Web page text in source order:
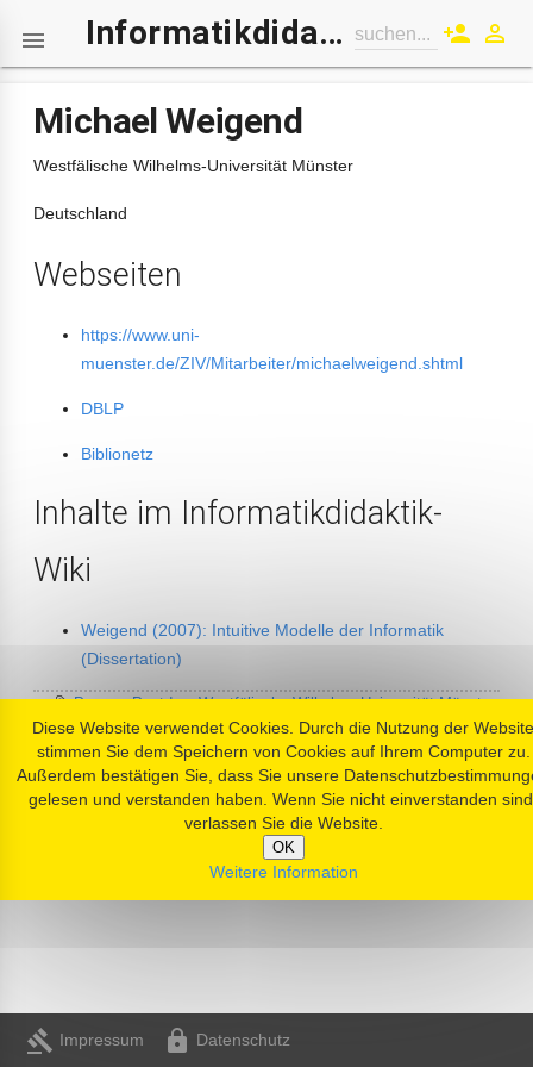
 Informatikdidaktik-Wiki suchen... person_add perm_identity
Michael Weigend
Westfälische Wilhelms-Universität Münster
Deutschland
Webseiten
https://www.uni-
muenster.de/ZIV/Mitarbeiter/michaelweigend.shtml
DBLP
Biblionetz
Inhalte im Informatikdidaktik-
Wiki
Weigend (2007): Intuitive Modelle der Informatik
(Dissertation)
Person,Postdoc,Westfälische Wilhelms-Universität Münster,
Deutschland
Diese Website verwendet Cookies. Durch die Nutzung der Website
stimmen Sie dem Speichern von Cookies auf Ihrem Computer zu.
Außerdem bestätigen Sie, dass Sie unsere
gelesen und verstanden haben. Wenn Sie nicht einverstanden
verlassen Sie die Website.
OK
Weitere Information
gavel Impressum https Datenschutz